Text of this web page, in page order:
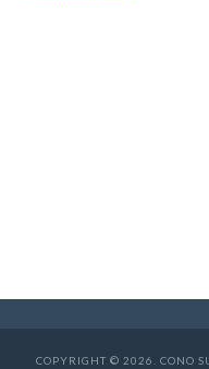
COPYRIGHT © 2026. CONO